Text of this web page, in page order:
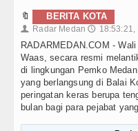
🔖 BERITA KOTA
👤 Radar Medan 🕔 18:53:21,
RADARMEDAN.COM -
Waas, secara resmi
di lingkungan Pemko
yang berlangsung di Balai
peringatan keras berupa
bulan bagi para pejabat